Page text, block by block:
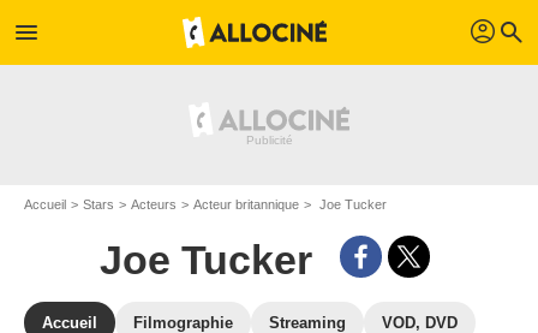
menu profil search
Accueil Stars Acteurs Acteur britannique Joe Tucker
Joe Tucker
Accueil Filmographie Streaming VOD, DVD